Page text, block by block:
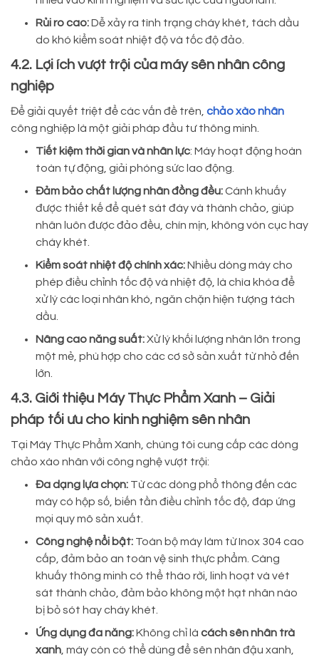
Rủi ro cao:Dễ xảy ra tình trạng cháy khét, tách dầu
do khó kiểm soát nhiệt độ và tốc độ đảo.
4.2. Lợi ích vượt trội của máy sên nhân công
nghiệp
Để giải quyết triệt để các vấn đề trên, chảo xào nhân
công nghiệp là một giải pháp đầu tư thông minh.
Tiết kiệm thời gian và nhân lực: Máy hoạt động hoàn
toàn tự động, giải phóng sức lao động.
Đảm bảo chất lượng nhân đồng đều:Cánh khuấy
được thiết kế để quét sát đáy và thành chảo, giúp
nhân luôn được đảo đều, chín mịn, không vón cục hay
cháy khét.
Kiểm soát nhiệt độ chính xác:Nhiều dòng máy cho
phép điều chỉnh tốc độ và nhiệt độ, là chìa khóa để
xử lý các loại nhân khó, ngăn chặn hiện tượng tách
dầu.
Nâng cao năng suất:Xử lý khối lượng nhân lớn trong
một mẻ, phù hợp cho các cơ sở sản xuất từ nhỏ đến
lớn.
4.3. Giới thiệu Máy Thực Phẩm Xanh – Giải
pháp tối ưu cho kinh nghiệm sên nhân
Tại Máy Thực Phẩm Xanh, chúng tôi cung cấp các dòng
chảo xào nhân với công nghệ vượt trội:
Đa dạng lựa chọn: Từ các dòng phổ thông đến các
máy có hộp số, biến tần điều chỉnh tốc độ, đáp ứng
mọi quy mô sản xuất.
Công nghệ nổi bật: Toàn bộ máy làm từ Inox 304 cao
cấp, đảm bảo an toàn vệ sinh thực phẩm. Càng
khuấy thông minh có thể tháo rời, linh hoạt và vét
sát thành chảo, đảm bảo không một hạt nhân nào
bị bỏ sót hay cháy khét.
Ứng dụng đa năng:Không chỉ là cách sên nhân trà
xanh , máy còn có thể dùng để sên nhân đậu xanh,